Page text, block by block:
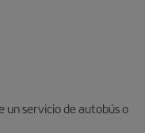
un servicio de autobús o